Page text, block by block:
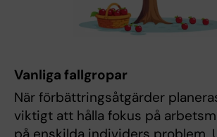
Vanliga fallgropar
När förbättringsåtgärder
viktigt att hålla fokus på